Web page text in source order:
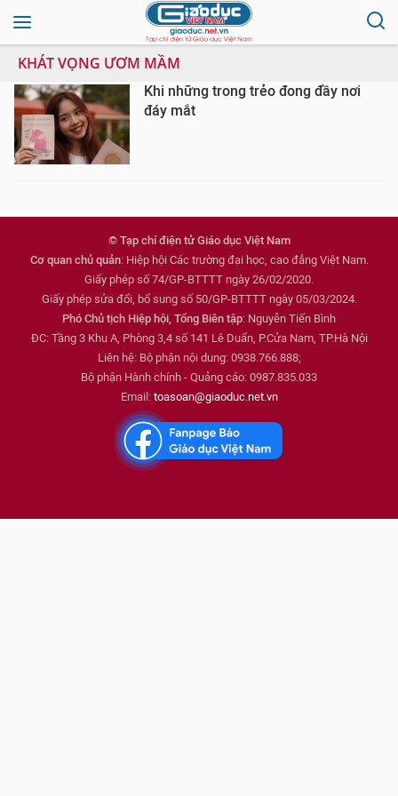
KHÁT VỌNG ƯƠM MẦM
Khi những trong trẻo đong đầy nơi
đáy mắt
© Tạp chí điện tử Giáo dục Việt Nam
Cơ quan chủ quản: Hiệp hội Các trường đại học, cao đẳng Việt Nam.
Giấy phép số 74/GP-BTTTT ngày 26/02/2020.
Giấy phép sửa đổi, bổ sung số 50/GP-BTTTT ngày 05/03/2024.
Phó Chủ tịch Hiệp hội, Tổng Biên tập: Nguyễn Tiến Bình
ĐC: Tầng 3 Khu A, Phòng 3,4 số 141 Lê Duẩn, P.Cửa Nam, TP.Hà Nội
Liên hệ: Bộ phận nội dung: 0938.766.888;
Bộ phận Hành chính - Quảng cáo: 0987.835.033
Email: toasoan@giaoduc.net.vn